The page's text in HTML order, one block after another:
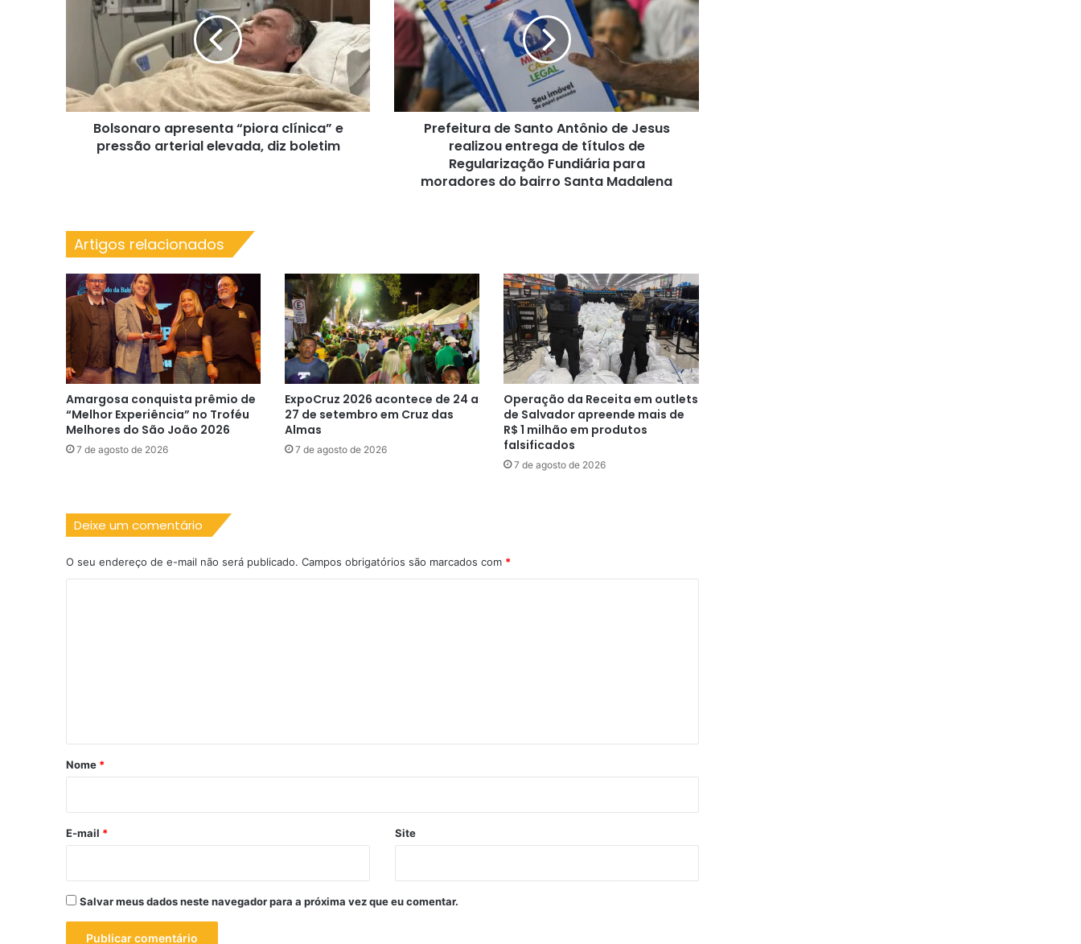
“piora
clínica”
pressão
elevada,
diz
boletimBolsonaro apresenta “piora clínica” e
pressão arterial elevada, diz boletim
Santo
Antônio
de
Jesus
realizou
entrega
de
títulos
Regularização
Fundiária
Madalena
Prefeitura de Santo Antônio de Jesus
realizou entrega de títulos de
Regularização Fundiária para
moradores do bairro Santa Madalena
Artigos relacionados
Amargosa conquista prêmio de
“Melhor Experiência” no Troféu
Melhores do São João 2026
7 de agosto de 2026
ExpoCruz 2026 acontece de 24 a
27 de setembro em Cruz das
Almas
7 de agosto de 2026
Operação da Receita em outlets
de Salvador apreende mais de
R$ 1 milhão em produtos
falsificados
7 de agosto de 2026
Deixe um comentário
O seu endereço de e-mail não será publicado. Campos obrigatórios são marcados com *
r
*
Nome *
E-mail * Site
Salvar meus dados neste navegador para a próxima vez que eu comentar.